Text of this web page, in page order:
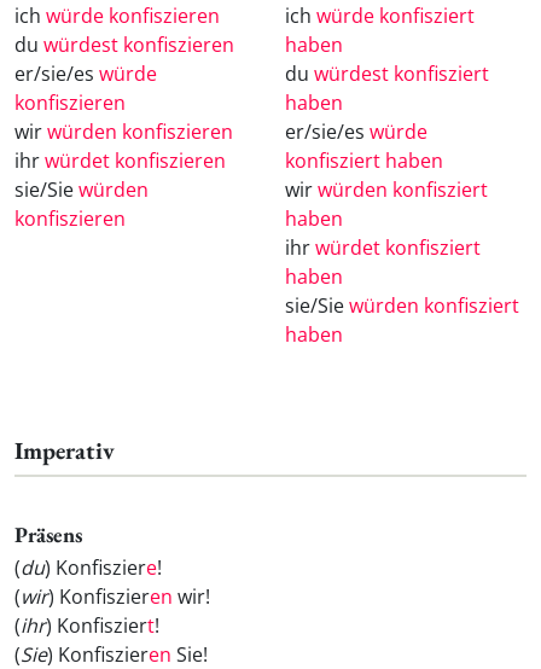
ich würde konfiszieren
du würdest konfiszieren
er/sie/es würde
konfiszieren
wirwürden konfiszieren
ihrwürdet konfiszieren
sie/Siewürden
konfiszieren
ich würde konfisziert
haben
du würdest konfisziert
haben
er/sie/es würde
konfisziert haben
wirwürden konfisziert
haben
ihrwürdet konfisziert
haben
sie/Siewürden konfisziert
haben
Imperativ
Präsens
(du) Konfisziere!
(wir) Konfiszieren wir!
(ihr) Konfisziert!
(Sie) Konfiszieren Sie!